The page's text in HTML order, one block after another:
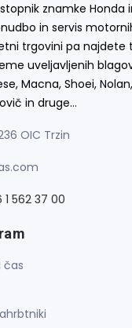
znamke Honda
in servis
trgovini pa najdete
uveljavljenih
Macna, Shoei,
in druge…
OIC Trzin
1 562 37 00
čas